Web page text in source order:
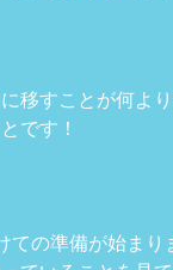
移すことが何よ
です！
の準備が始ま